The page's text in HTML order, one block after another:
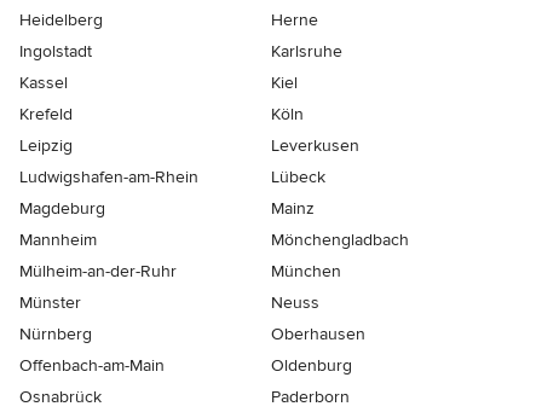
Heidelberg
Herne
Ingolstadt
Karlsruhe
Kassel
Kiel
Krefeld
Köln
Leipzig
Leverkusen
Ludwigshafen-am-Rhein
Lübeck
Magdeburg
Mainz
Mannheim
Mönchen­gladbach
Mülheim-an-der-Ruhr
München
Münster
Neuss
Nürnberg
Oberhausen
Offenbach-am-Main
Oldenburg
Osnabrück
Paderborn